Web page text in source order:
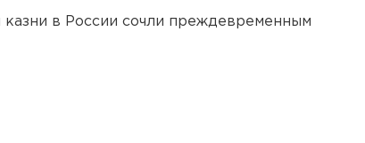
в России сочли преждевременным